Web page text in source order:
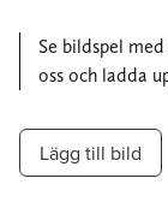
Se bildspel
oss och ladda
Lägg till bild